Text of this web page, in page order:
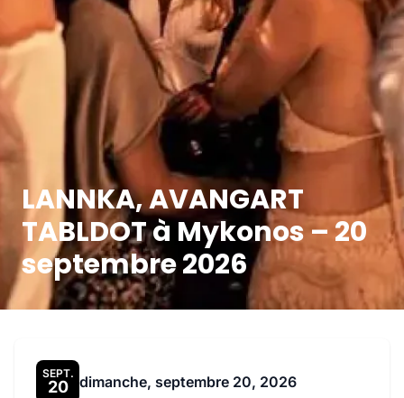
LANNKA, AVANGART
TABLDOT à Mykonos – 20
septembre 2026
SEPT.
20 dimanche, septembre 20, 2026